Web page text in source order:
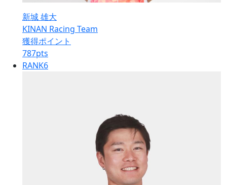
新城 雄大
KINAN Racing Team
獲得ポイント
787pts
RANK6